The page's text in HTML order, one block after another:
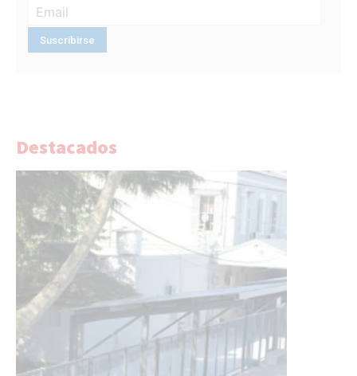
Destacados